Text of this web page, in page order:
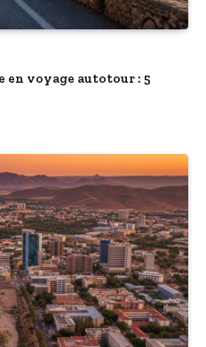
en voyage autotour : 5